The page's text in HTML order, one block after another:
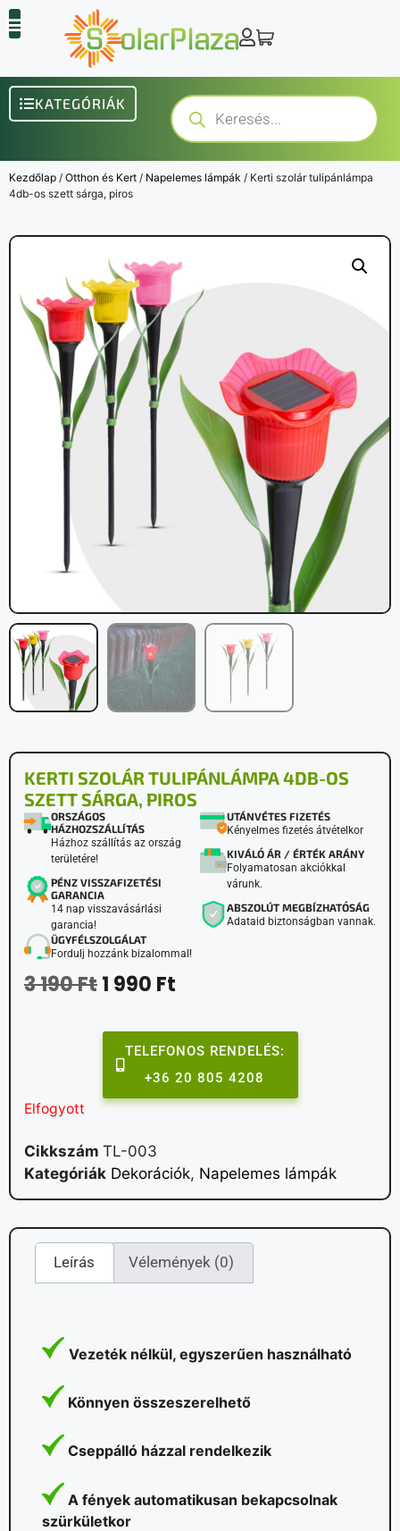
KATEGÓRIÁK
Kezdőlap / Otthon és Kert / Napelemes lámpák / Kerti szolár tulipánlámpa
4db-os szett sárga, piros
KERTI SZOLÁR TULIPÁNLÁMPA 4DB-OS
SZETT SÁRGA, PIROS
ORSZÁGOS
HÁZHOZSZÁLLÍTÁS
Házhoz szállítás az ország
területére!
PÉNZ VISSZAFIZETÉSI
GARANCIA
14 nap visszavásárlási
garancia!
ÜGYFÉLSZOLGÁLAT
Fordulj hozzánk bizalommal!
UTÁNVÉTES FIZETÉS
Kényelmes fizetés átvételkor
KIVÁLÓ ÁR / ÉRTÉK ARÁNY
Folyamatosan akciókkal
várunk.
ABSZOLÚT MEGBÍZHATÓSÁG
Adataid biztonságban vannak.
3 190Ft1 990 Ft
TELEFONOS RENDELÉS:
+36 20 805 4208
Elfogyott
Cikkszám TL-003
Kategóriák Dekorációk, Napelemes lámpák
Leírás Vélemények (0)
Vezeték nélkül, egyszerűen használható
Könnyen összeszerelhető
Cseppálló házzal rendelkezik
A fények automatikusan bekapcsolnak
szürkületkor